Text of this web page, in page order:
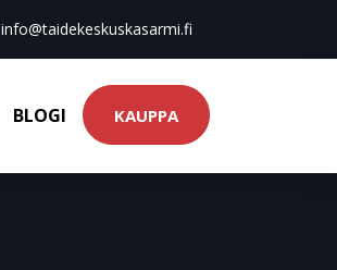
info@taidekeskuskasarmi.fi
BLOGI KAUPPA